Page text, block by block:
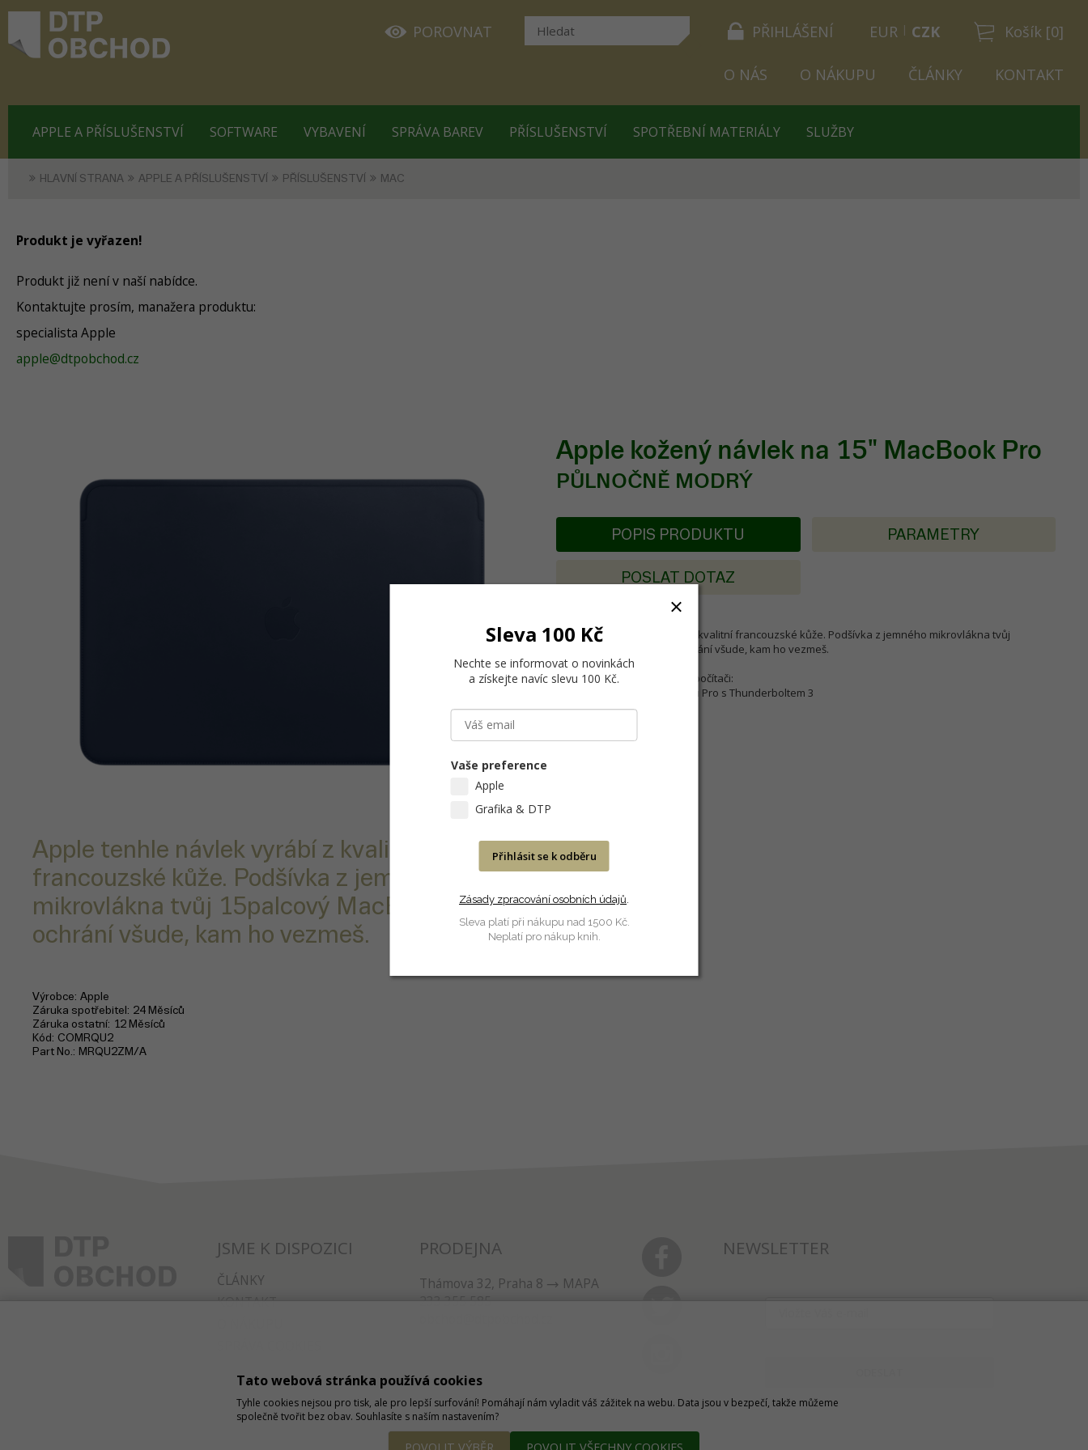
PŘIHLÁŠENÍ Košík [0]
POROVNAT EUR CZK
O NÁS O NÁKUPU ČLÁNKY KONTAKT
APPLE A PŘÍSLUŠENSTVÍ SOFTWARE VYBAVENÍ SPRÁVA BAREV PŘÍSLUŠENSTVÍ SPOTŘEBNÍ MATERIÁLY SLUŽBY
HLAVNÍ STRANA APPLE A PŘÍSLUŠENSTVÍ PŘÍSLUŠENSTVÍ MAC
Produkt je vyřazen!
Produkt již není v naší nabídce.
Kontaktujte prosím, manažera produktu:
specialista Apple
apple@dtpobchod.cz
Apple kožený návlek na 15" MacBook Pro
PŮLNOČNĚ MODRÝ
Apple tenhle návlek vyrábí z kvalitní
francouzské kůže. Podšívka z jemného
mikrovlákna tvůj 15palcový MacBook Pro
ochrání všude, kam ho vezmeš.
Výrobce Apple
Záruka spotřebitel
24 Měsíců
Záruka ostatní 12 Měsíců
Kód
COMRQU2
Part No.
MRQU2ZM/A
POPIS PRODUKTU PARAMETRY
POSLAT DOTAZ
Apple tenhle návlek vyrábí z kvalitní francouzské kůže. Podšívka z jemného mikrovlákna tvůj
15palcový MacBook Pro ochrání všude, kam ho vezmeš.
Kompatibilní s následujícími počítači:
15palcové modely MacBooku Pro s Thunderboltem 3
JSME K DISPOZICI
ČLÁNKY
KONTAKT
PRODEJNA
Thámova 32, Praha 8
MAPA
233 355 585
NEWSLETTER
Tato webová stránka používá cookies
Tyhle cookies nejsou pro tisk, ale pro lepší surfování! Pomáhají nám vyladit váš zážitek na webu. Data jsou v bezpečí, takže můžeme
společně tvořit bez obav. Souhlasíte s naším nastavením?
Sleva 100 Kč
Nechte se informovat o novinkách
a získejte navíc slevu 100 Kč.
Vaše preference
Apple
Grafika & DTP
Přihlásit se k odběru
Zásady zpracování osobních údajů.
Sleva platí při nákupu nad 1500 Kč.
Neplatí pro nákup knih.